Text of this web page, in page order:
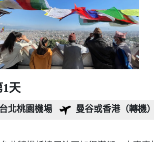
1天
台北桃園機場 曼谷或香港（轉機